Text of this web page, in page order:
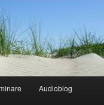
Audioblog